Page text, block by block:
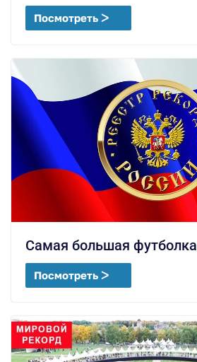
Посмотреть ᐳ
Самая большая футболка
Посмотреть ᐳ